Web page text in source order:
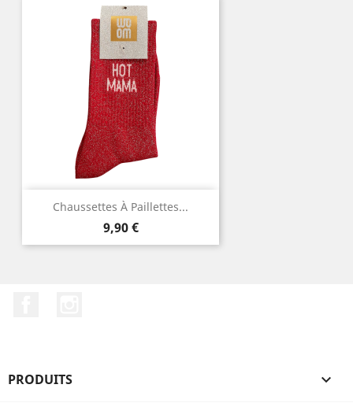
Chaussettes À Paillettes...
Prix
9,90 €
PRODUITS 